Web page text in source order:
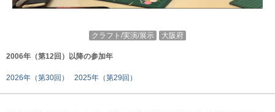
クラフト/実演/展示 大阪府
2006年（第12回）以降の参加年
2026年（第30回） 2025年（第29回）